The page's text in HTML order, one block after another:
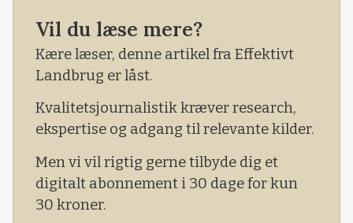
Vil du læse mere?
Kære læser, denne artikel fra Effektivt
Landbrug er låst.
Kvalitetsjournalistik kræver research,
ekspertise og adgang til relevante kilder.
Men vi vil rigtig gerne tilbyde dig et
digitalt abonnement i 30 dage for kun
30 kroner.